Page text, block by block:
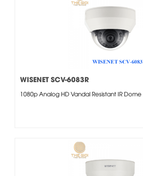
WISENET SCV-6083R
1080p Analog HD Vandal Resistant IR